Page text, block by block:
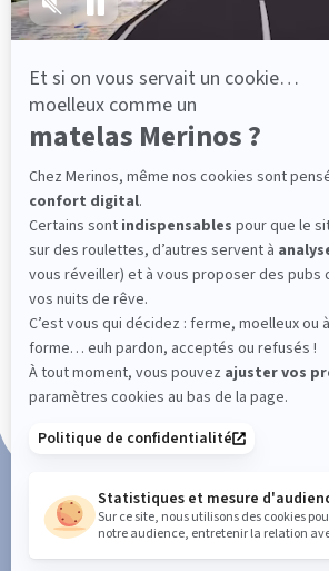
Fabrication Française
101 nuits d'essai*
Paiement en 3x ou 4x sans